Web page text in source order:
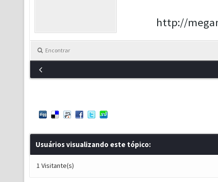
http://
Encontrar
Usuários visualizando este tópico:
1 Visitante(s)